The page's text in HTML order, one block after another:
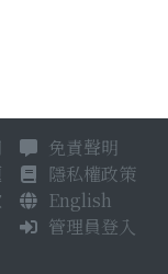
免責聲明
隱私權政策
English
管理員登入